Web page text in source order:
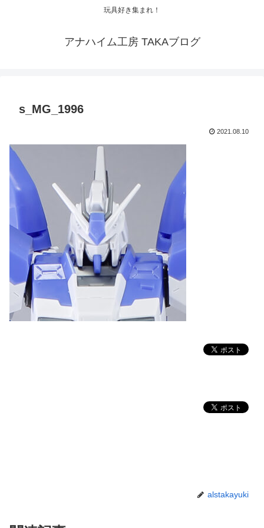
玩具好き集まれ！
アナハイム工房 TAKAブログ
s_MG_1996
2021.08.10
alstakayuki